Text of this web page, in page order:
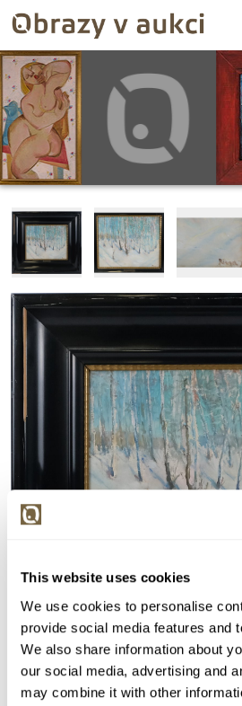
This website uses cookies
We use cookies to personalise
provide social media features and
We also share information about
our social media, advertising and
may combine it with other
Detail položky
Olej na kartonu, 30x35 cm.